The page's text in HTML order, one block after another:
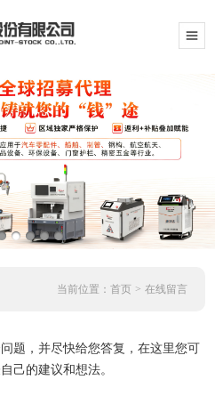
当前位置： 首页 > 在线留言
题，并尽快给您答复，在这里您可
己的建议和想法。